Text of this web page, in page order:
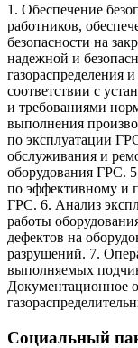
1. Обеспечение
работников,
безопасности на
надежной и
газораспределения
соответствии с
и требованиями
выполнения
по эксплуатации
обслуживания и
оборудования ГРС.
по эффективному и
ГРС. 6. Анализ
работы
дефектов на
разрушений. 7.
выполняемых
Документационное
Социальный